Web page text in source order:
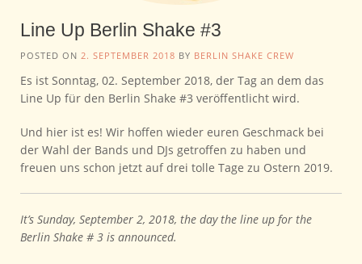
Line Up Berlin Shake #3
POSTED ON 2. SEPTEMBER 2018 BY BERLIN SHAKE CREW
Es ist Sonntag, 02. September 2018, der Tag an dem das
Line Up für den Berlin Shake #3 veröffentlicht wird.
Und hier ist es! Wir hoffen wieder euren Geschmack bei
der Wahl der Bands und DJs getroffen zu haben und
freuen uns schon jetzt auf drei tolle Tage zu Ostern 2019.
It’s Sunday, September 2, 2018, the day the line up for the
Berlin Shake # 3 is announced.